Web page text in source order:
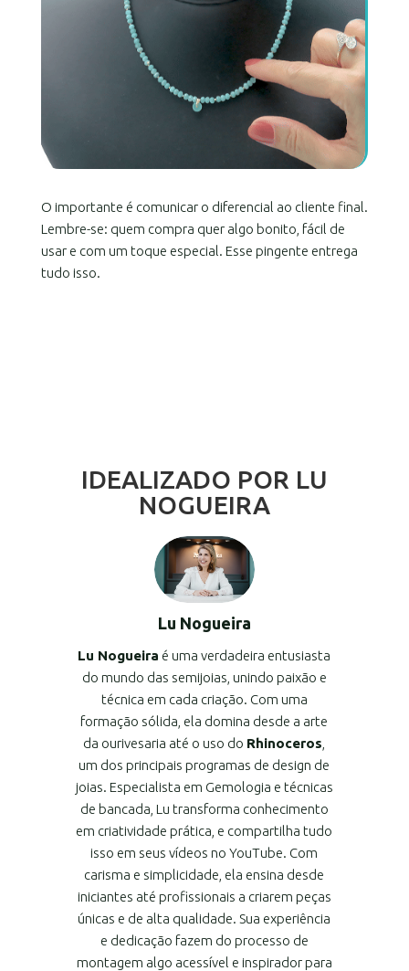
O importante é comunicar o diferencial ao cliente final.
Lembre-se: quem compra quer algo bonito, fácil de
usar e com um toque especial. Esse pingente entrega
tudo isso.
IDEALIZADO POR LU
NOGUEIRA
Lu Nogueira
Lu Nogueira é uma verdadeira entusiasta
do mundo das semijoias, unindo paixão e
técnica em cada criação. Com uma
formação sólida, ela domina desde a arte
da ourivesaria até o uso do Rhinoceros
um dos principais programas de design de
joias. Especialista em Gemologia e técnicas
de bancada, Lu transforma conhecimento
em criatividade prática, e compartilha tudo
isso em seus vídeos no YouTube. Com
carisma e simplicidade, ela ensina desde
iniciantes até profissionais a criarem peças
únicas e de alta qualidade. Sua experiência
e dedicação fazem do processo de
montagem algo acessível e inspirador para